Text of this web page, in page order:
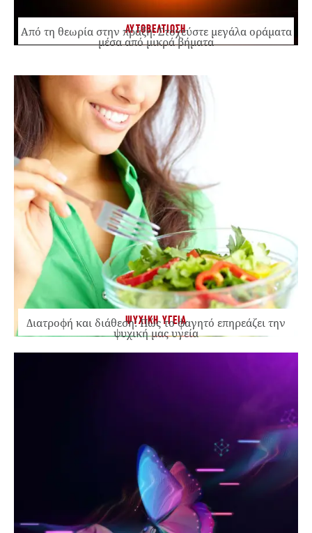
ΑΥΤΟΒΕΛΤΙΩΣΗ
Από τη θεωρία στην πράξη: Στοχεύστε μεγάλα οράματα
μέσα από μικρά βήματα
ΨΥΧΙΚΗ ΥΓΕΙΑ
Διατροφή και διάθεση: Πώς το φαγητό επηρεάζει την
ψυχική μας υγεία